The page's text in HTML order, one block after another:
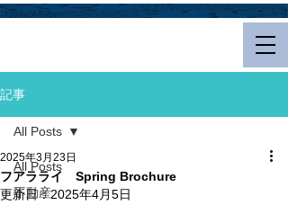
記事
All Posts
不動産
All Posts
フアラライ Spring Brochure
2025年3月23日
更新日：2025年4月5日